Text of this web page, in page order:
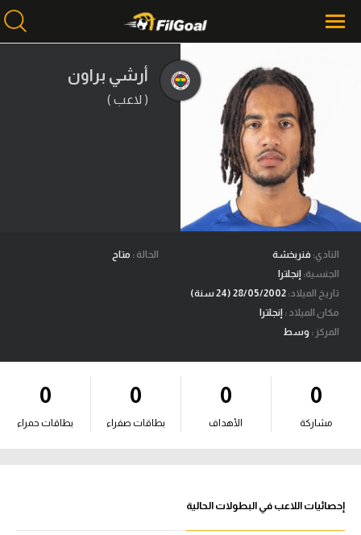
محتوى إخباري
الرئيسية
أخبار
مباريات
ميركاتو
فانتازي في الجول
مسابقة التوقعات
فيديوهات
آراء حرة
ركن الألعاب
الدوري المصري
أرشي براون
( لاعب )
النادي: فنربخشة
الجنسية: إنجلترا
تاريخ الميلاد:
مكان الميلاد : إنجلترا
المركز : وسط
الحالة : متاح
0
مشاركة
0
الأهداف
0
بطاقات صفراء
0
بطاقات حمراء
إحصائيات اللاعب في البطولات الحالية